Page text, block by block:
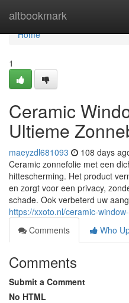
altbookmark
Home
Home
1
Ceramic
Ultieme
maeyzdl681093 108 days
Ceramic zonnefolie met een
hittescherming. Het product
en zorgt voor een privacy,
schade. Ook verbeterd uw
https://xxoto.nl/ceramic-
Comments
Who
Comments
Submit a Comment
No HTML